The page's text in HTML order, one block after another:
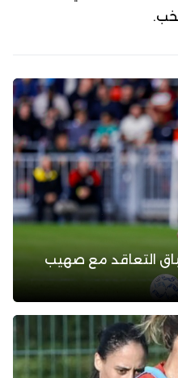
التعاقد مع صهيب